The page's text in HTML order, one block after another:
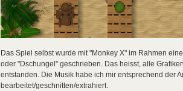
Das Spiel selbst wurde mit "Monkey X" im Rahmen
oder "Dschungel" geschrieben. Das heisst, alle
entstanden. Die Musik habe ich mir entsprechend der
bearbeitet/geschnitten/extrahiert.